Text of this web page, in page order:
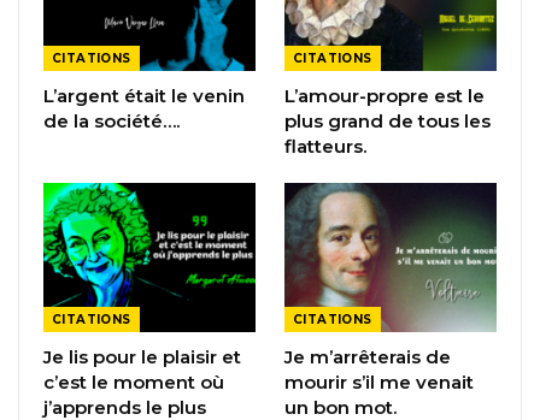
CITATIONS
L’argent était le venin
de la société….
CITATIONS
L’amour-propre est le
plus grand de tous les
flatteurs.
CITATIONS
Je lis pour le plaisir et
c’est le moment où
j’apprends le plus
CITATIONS
Je m’arrêterais de
mourir s’il me venait
un bon mot.